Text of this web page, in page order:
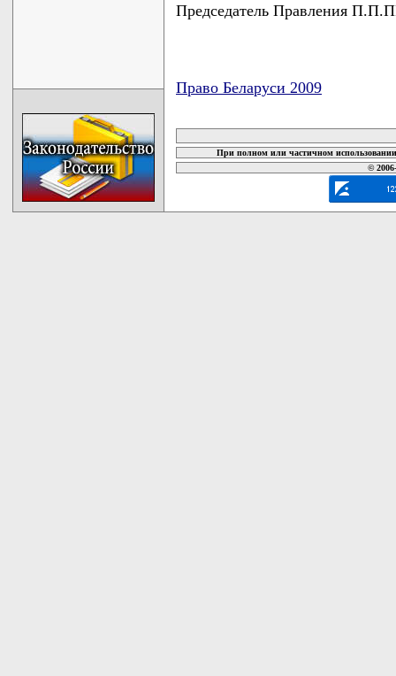
Председатель Правления
Право Беларуси 2009
При полном или частичном
©